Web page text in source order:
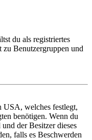
du als registriertes
Benutzergruppen und
USA, welches festlegt,
benötigen. Wenn du
der Besitzer dieses
falls es Beschwerden